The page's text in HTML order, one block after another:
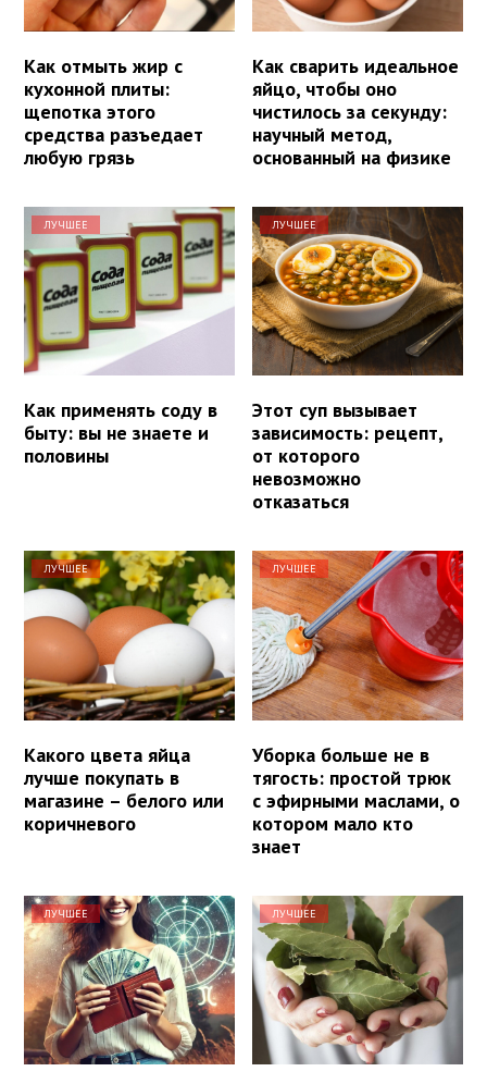
Как отмыть жир с
кухонной плиты:
щепотка этого
средства разъедает
любую грязь
Как сварить идеальное
яйцо, чтобы оно
чистилось за секунду:
научный метод,
основанный на физике
ЛУЧШЕЕ
Как применять соду в
быту: вы не знаете и
половины
ЛУЧШЕЕ
Этот суп вызывает
зависимость: рецепт,
от которого
невозможно
отказаться
ЛУЧШЕЕ
Какого цвета яйца
лучше покупать в
магазине – белого или
коричневого
ЛУЧШЕЕ
Уборка больше не в
тягость: простой трюк
с эфирными маслами, о
котором мало кто
знает
ЛУЧШЕЕ ЛУЧШЕЕ